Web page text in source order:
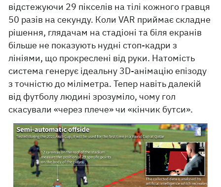
відстежуючи 29 пікселів на тілі кожного гравця
50 разів на секунду. Коли VAR приймає складне
рішення, глядачам на стадіоні та біля екранів
більше не показують нудні стоп-кадри з
лініями, що прокреслені від руки. Натомість
система генерує ідеальну 3D-анімацію епізоду
з точністю до міліметра. Тепер навіть далекій
від футболу людині зрозуміло, чому гол
скасували «через плече» чи «кінчик бутси».